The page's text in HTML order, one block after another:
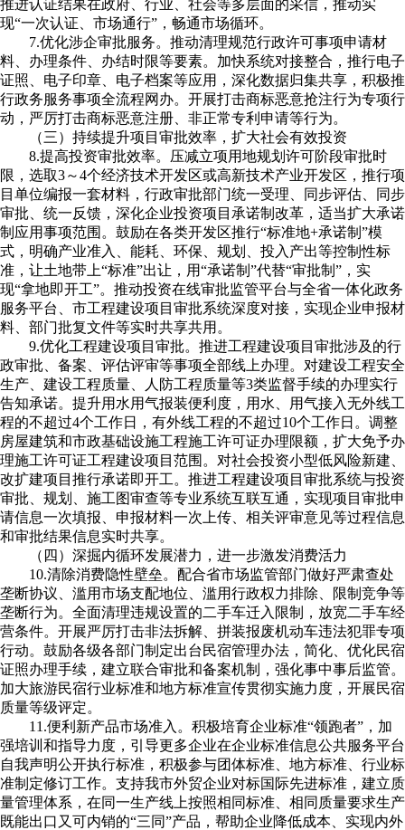
推进认证结果在政府、行业、社会等多层面的采信，推动实
现“一次认证、市场通行”，畅通市场循环。
7.优化涉企审批服务。推动清理规范行政许可事项申请材
料、办理条件、办结时限等要素。加快系统对接整合，推行电子
证照、电子印章、电子档案等应用，深化数据归集共享，积极推
行政务服务事项全流程网办。开展打击商标恶意抢注行为专项行
动，严厉打击商标恶意注册、非正常专利申请等行为。
（三）持续提升项目审批效率，扩大社会有效投资
8.提高投资审批效率。压减立项用地规划许可阶段审批时
限，选取3～4个经济技术开发区或高新技术产业开发区，推行项
目单位编报一套材料，行政审批部门统一受理、同步评估、同步
审批、统一反馈，深化企业投资项目承诺制改革，适当扩大承诺
制应用事项范围。鼓励在各类开发区推行“标准地+承诺制”模
式，明确产业准入、能耗、环保、规划、投入产出等控制性标
准，让土地带上“标准”出让，用“承诺制”代替“审批制”，实
现“拿地即开工”。推动投资在线审批监管平台与全省一体化政务
服务平台、市工程建设项目审批系统深度对接，实现企业申报材
料、部门批复文件等实时共享共用。
9.优化工程建设项目审批。推进工程建设项目审批涉及的行
政审批、备案、评估评审等事项全部线上办理。对建设工程安全
生产、建设工程质量、人防工程质量等3类监督手续的办理实行
告知承诺。提升用水用气报装便利度，用水、用气接入无外线工
程的不超过4个工作日，有外线工程的不超过10个工作日。调整
房屋建筑和市政基础设施工程施工许可证办理限额，扩大免予办
理施工许可证工程建设项目范围。对社会投资小型低风险新建、
改扩建项目推行承诺即开工。推进工程建设项目审批系统与投资
审批、规划、施工图审查等专业系统互联互通，实现项目审批申
请信息一次填报、申报材料一次上传、相关评审意见等过程信息
和审批结果信息实时共享。
（四）深掘内循环发展潜力，进一步激发消费活力
10.清除消费隐性壁垒。配合省市场监管部门做好严肃查处
垄断协议、滥用市场支配地位、滥用行政权力排除、限制竞争等
垄断行为。全面清理违规设置的二手车迁入限制，放宽二手车经
营条件。开展严厉打击非法拆解、拼装报废机动车违法犯罪专项
行动。鼓励各级各部门制定出台民宿管理办法，简化、优化民宿
证照办理手续，建立联合审批和备案机制，强化事中事后监管。
加大旅游民宿行业标准和地方标准宣传贯彻实施力度，开展民宿
质量等级评定。
11.便利新产品市场准入。积极培育企业标准“领跑者”，加
强培训和指导力度，引导更多企业在企业标准信息公共服务平台
自我声明公开执行标准，积极参与团体标准、地方标准、行业标
准制定修订工作。支持我市外贸企业对标国际先进标准，建立质
量管理体系，在同一生产线上按照相同标准、相同质量要求生产
既能出口又可内销的“三同”产品，帮助企业降低成本、实现内外